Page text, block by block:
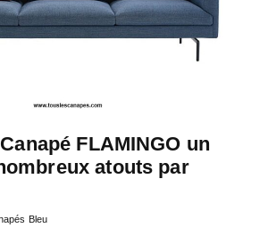
FLAMINGO un
atouts par
Bleu